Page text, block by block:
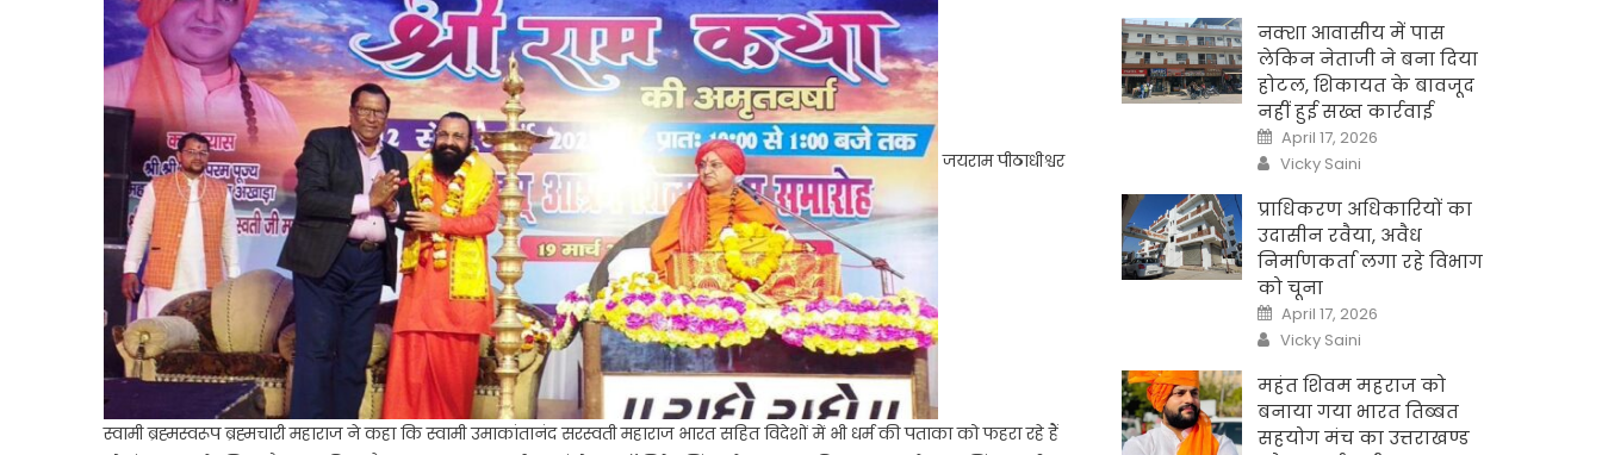
जयराम पीठाधीश्वर
स्वामी ब्रह्मस्वरूप ब्रह्मचारी महाराज ने कहा कि स्वामी उमाकांतानंद सरस्वती महाराज भारत सहित विदेशों में भी धर्म की पताका को फहरा रहे हैं
नक्शा आवासीय में पास
लेकिन नेताजी ने बना दिया
होटल, शिकायत के बावजूद
नहीं हुई सख्त कार्रवाई
Posted
on
April 17, 2026
Author
Vicky Saini
प्राधिकरण अधिकारियों का
उदासीन रवैया, अवैध
निर्माणकर्ता लगा रहे विभाग
को चूना
Posted
on
April 17, 2026
Author
Vicky Saini
महंत शिवम महराज को
बनाया गया भारत तिब्बत
सहयोग मंच का उत्तराखण्ड